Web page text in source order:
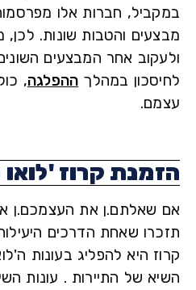
חברות אלו מפרסמות
והטבות שונות. לכן, מומלץ
אחר המבצעים השונים.
במהלךההפלגה, כולל
קרוז 'לואו
את העצמכם.ן איך
שאחת הדרכים היעילות
היא להפליג בעונות ה'לואו
של התיירות . עונות השיא –